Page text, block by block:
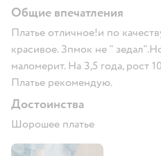
Общие впечатления
Платье отличное!и по
красивое. Зпмок не "
маломерит. На 3,5 года, рост
Платье рекомендую.
Достоинства
Шорошее платье